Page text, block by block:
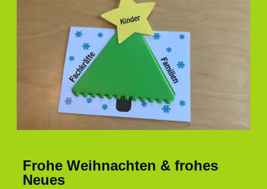
Frohe Weihnachten & frohes
Neues